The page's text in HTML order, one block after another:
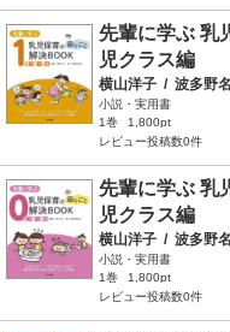
先輩に学ぶ 乳
児クラス編
横山洋子 / 波多野
小説・実用書
1巻
1,800pt
レビュー投稿数0件
先輩に学ぶ 乳
児クラス編
横山洋子 / 波多野
小説・実用書
1巻
1,800pt
レビュー投稿数0件